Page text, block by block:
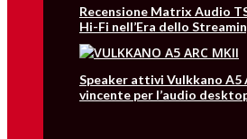
Recensione Matrix Audio
Hi-Fi nell’Era dello
Speaker attivi Vulkkano A5
vincente per l’audio